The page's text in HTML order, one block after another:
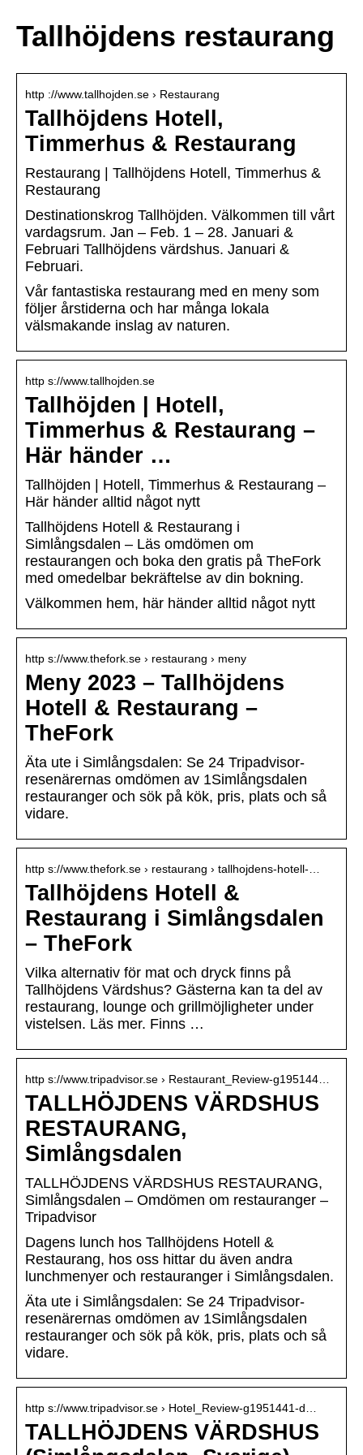
Tallhöjdens restaurang
http ://www.tallhojden.se › Restaurang
Tallhöjdens Hotell,
Timmerhus & Restaurang
Restaurang | Tallhöjdens Hotell, Timmerhus &
Restaurang
Destinationskrog Tallhöjden. Välkommen till vårt
vardagsrum. Jan – Feb. 1 – 28. Januari &
Februari Tallhöjdens värdshus. Januari &
Februari.
Vår fantastiska restaurang med en meny som
följer årstiderna och har många lokala
välsmakande inslag av naturen.
http s://www.tallhojden.se
Tallhöjden | Hotell,
Timmerhus & Restaurang –
Här händer …
Tallhöjden | Hotell, Timmerhus & Restaurang –
Här händer alltid något nytt
Tallhöjdens Hotell & Restaurang i
Simlångsdalen – Läs omdömen om
restaurangen och boka den gratis på TheFork
med omedelbar bekräftelse av din bokning.
Välkommen hem, här händer alltid något nytt
http s://www.thefork.se › restaurang › meny
Meny 2023 – Tallhöjdens
Hotell & Restaurang –
TheFork
Äta ute i Simlångsdalen: Se 24 Tripadvisor-
resenärernas omdömen av 1Simlångsdalen
restauranger och sök på kök, pris, plats och så
vidare.
http s://www.thefork.se › restaurang › tallhojdens-hotell-…
Tallhöjdens Hotell &
Restaurang i Simlångsdalen
– TheFork
Vilka alternativ för mat och dryck finns på
Tallhöjdens Värdshus? Gästerna kan ta del av
restaurang, lounge och grillmöjligheter under
vistelsen. Läs mer. Finns …
http s://www.tripadvisor.se › Restaurant_Review-g195144…
TALLHÖJDENS VÄRDSHUS
RESTAURANG,
Simlångsdalen
TALLHÖJDENS VÄRDSHUS RESTAURANG,
Simlångsdalen – Omdömen om restauranger –
Tripadvisor
Dagens lunch hos Tallhöjdens Hotell &
Restaurang, hos oss hittar du även andra
lunchmenyer och restauranger i Simlångsdalen.
Äta ute i Simlångsdalen: Se 24 Tripadvisor-
resenärernas omdömen av 1Simlångsdalen
restauranger och sök på kök, pris, plats och så
vidare.
http s://www.tripadvisor.se › Hotel_Review-g1951441-d…
TALLHÖJDENS VÄRDSHUS